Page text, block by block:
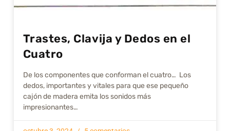
Trastes, Clavija y Dedos en el
Cuatro
De los componentes que conforman el cuatro… Los
dedos, importantes y vitales para que ese pequeño
cajón de madera emita los sonidos más
impresionantes…